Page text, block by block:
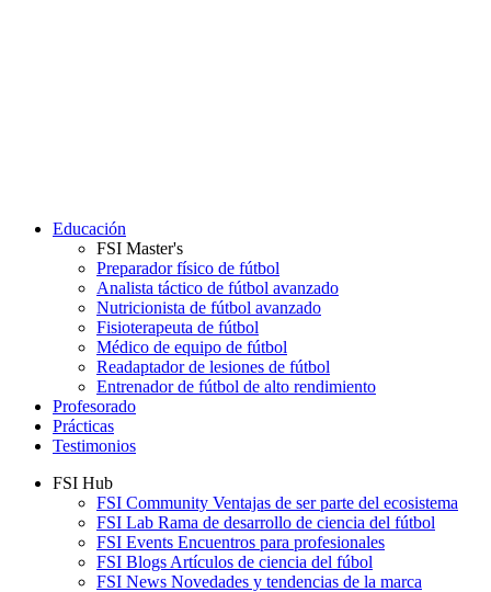
Educación
FSI Master's
Preparador físico de fútbol
Analista táctico de fútbol avanzado
Nutricionista de fútbol avanzado
Fisioterapeuta de fútbol
Médico de equipo de fútbol
Readaptador de lesiones de fútbol
Entrenador de fútbol de alto rendimiento
Profesorado
Prácticas
Testimonios
FSI Hub
FSI Community Ventajas de ser parte del ecosistema
FSI Lab Rama de desarrollo de ciencia del fútbol
FSI Events Encuentros para profesionales
FSI Blogs Artículos de ciencia del fúbol
FSI News Novedades y tendencias de la marca